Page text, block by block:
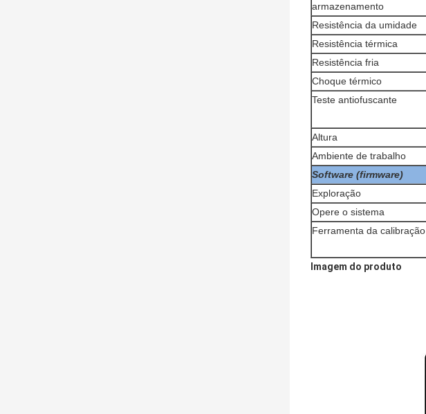
armazenamento
Resistência da umidade
Resistência térmica
Resistência fria
Choque térmico
Teste antiofuscante
Altura
Ambiente de trabalho
Software (firmware)
Exploração
Opere o sistema
Ferramenta da calibração
Imagem do produto